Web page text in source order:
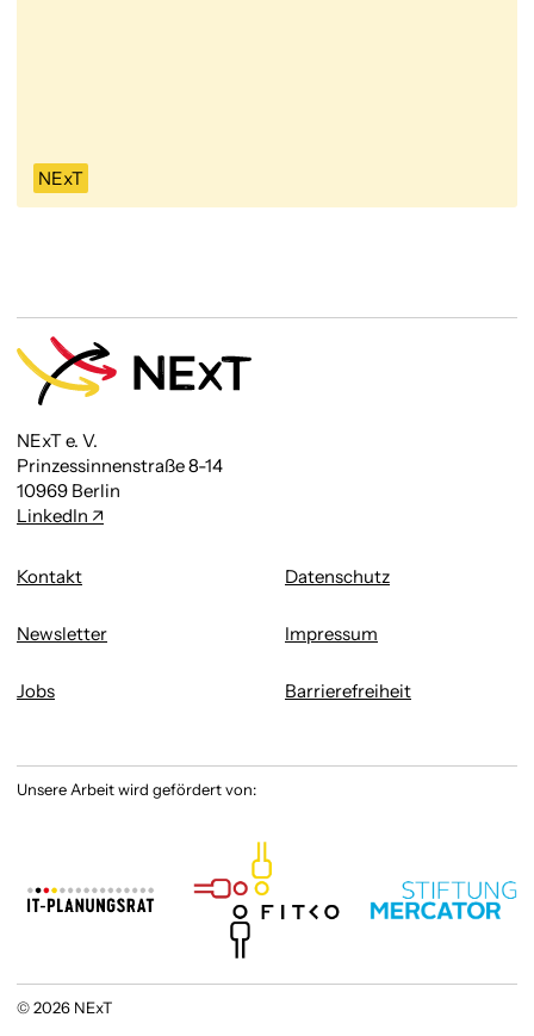
NExT
NExT e. V.
Prinzessinnenstraße 8-14
10969 Berlin
LinkedIn
Kontakt
Newsletter
Jobs
Datenschutz
Impressum
Barrierefreiheit
Unsere Arbeit wird gefördert von:
© 2026 NExT